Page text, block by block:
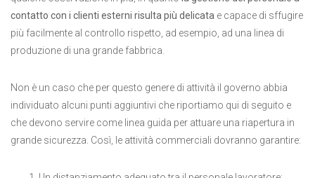
contatto con i clienti esterni risulta più delicata e capace di sffugire
più facilmente al controllo rispetto, ad esempio, ad una linea di
produzione di una grande fabbrica.
Non è un caso che per questo genere di attività il governo abbia
individuato alcuni punti aggiuntivi che riportiamo qui di seguito e
che devono servire come linea guida per attuare una riapertura in
grande sicurezza. Così, le attività commerciali dovranno garantire: